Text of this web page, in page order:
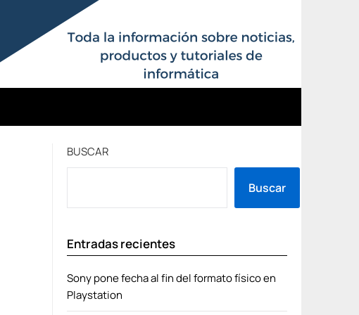
BUSCAR
Buscar
Entradas recientes
Sony pone fecha al fin del formato físico en
Playstation